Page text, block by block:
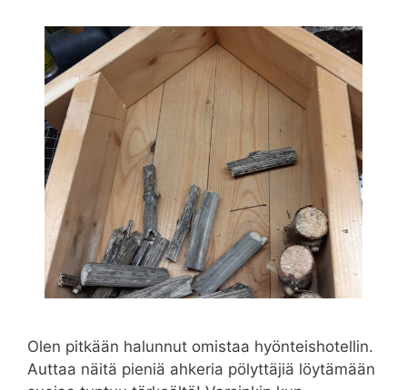
Olen pitkään halunnut omistaa hyönteishotellin.
Auttaa näitä pieniä ahkeria pölyttäjiä löytämään